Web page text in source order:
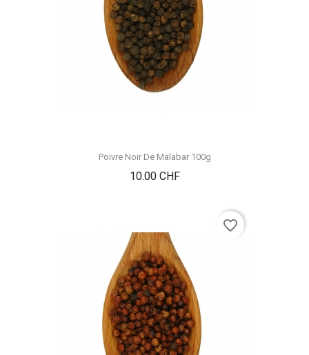
Poivre Noir De Malabar 100g
10.00 CHFPrix
favorite_border